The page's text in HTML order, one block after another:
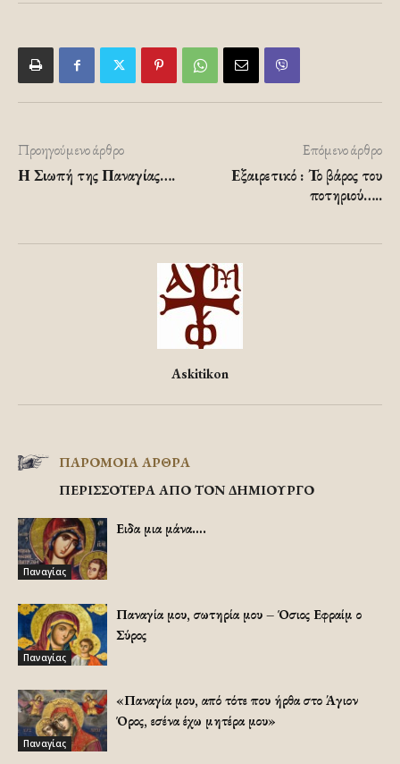
Προηγούμενο άρθρο
Η Σιωπή της Παναγίας….
Επόμενο άρθρο
Εξαιρετικό : Το βάρος του
ποτηριού…..
Askitikon
ΠΑΡΟΜΟΙΑ ΑΡΘΡΑ
ΠΕΡΙΣΣΟΤΕΡΑ ΑΠΟ ΤΟΝ ΔΗΜΙΟΥΡΓΟ
Παναγίας
Ειδα μια μάνα….
Παναγίας
Παναγία μου, σωτηρία μου – Όσιος Εφραίμ ο
Σύρος
Παναγίας
«Παναγία μου, από τότε που ήρθα στο Άγιον
Όρος, εσένα έχω μητέρα μου»